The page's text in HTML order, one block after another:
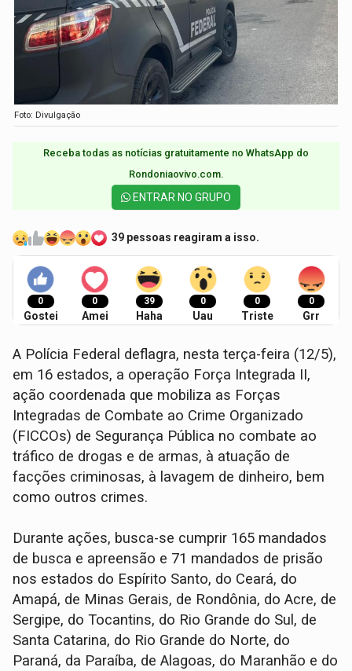
Foto: Divulgação
Receba todas as notícias gratuitamente no WhatsApp do
Rondoniaovivo.com.​
ENTRAR NO GRUPO
39 pessoas reagiram a isso.
0
Gostei
0
Amei
39
Haha
0
Uau
0
Triste
0
Grr
A Polícia Federal deflagra, nesta terça-feira (12/5),
em 16 estados, a operação Força Integrada II,
ação coordenada que mobiliza as Forças
Integradas de Combate ao Crime Organizado
(FICCOs) de Segurança Pública no combate ao
tráfico de drogas e de armas, à atuação de
facções criminosas, à lavagem de dinheiro, bem
como outros crimes.
Durante ações, busca-se cumprir 165 mandados
de busca e apreensão e 71 mandados de prisão
nos estados do Espírito Santo, do Ceará, do
Amapá, de Minas Gerais, de Rondônia, do Acre, de
Sergipe, do Tocantins, do Rio Grande do Sul, de
Santa Catarina, do Rio Grande do Norte, do
Paraná, da Paraíba, de Alagoas, do Maranhão e do